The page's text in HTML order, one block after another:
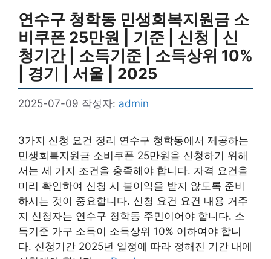
연수구 청학동 민생회복지원금 소
비쿠폰 25만원 | 기준 | 신청 | 신
청기간 | 소득기준 | 소득상위 10%
| 경기 | 서울 | 2025
2025-07-09 작성자: admin
3가지 신청 요건 정리 연수구 청학동에서 제공하는
민생회복지원금 소비쿠폰 25만원을 신청하기 위해
서는 세 가지 조건을 충족해야 합니다. 자격 요건을
미리 확인하여 신청 시 불이익을 받지 않도록 준비
하시는 것이 중요합니다. 신청 요건 요건 내용 거주
지 신청자는 연수구 청학동 주민이어야 합니다. 소
득기준 가구 소득이 소득상위 10% 이하여야 합니
다. 신청기간 2025년 일정에 따라 정해진 기간 내에